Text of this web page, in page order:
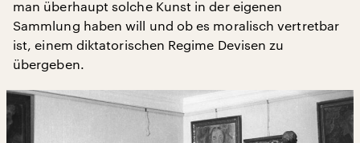
man überhaupt solche Kunst in der eigenen
Sammlung haben will und ob es moralisch vertretbar
ist, einem diktatorischen Regime Devisen zu
übergeben.